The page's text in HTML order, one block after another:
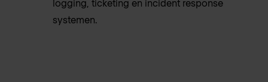
logging, ticketing en incident response
systemen.